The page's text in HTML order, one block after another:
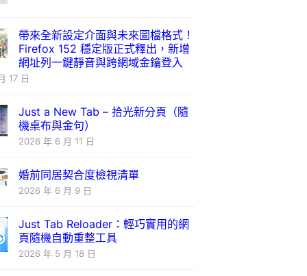
帶來全新設定介面與未來圖檔格式！
Firefox 152 穩定版正式釋出，新增
網址列一鍵靜音與跨網域金鑰登入
17 日
Just a New Tab – 拾光新分頁（隨
機桌布與金句）
2026 年 6 月 11 日
婚前同居契合度檢視清單
2026 年 6 月 9 日
Just Tab Reloader：輕巧實用的網
頁隨機自動重整工具
2026 年 5 月 18 日